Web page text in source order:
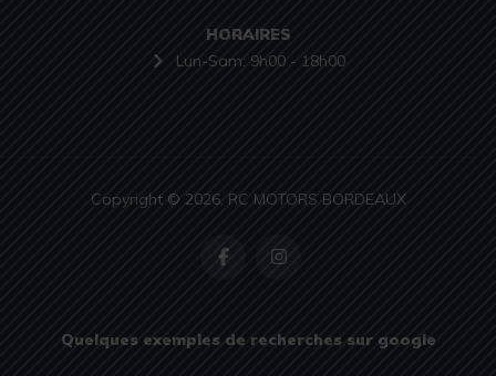
HORAIRES
Lun-Sam: 9h00 - 18h00
Copyright © 2026. RC MOTORS BORDEAUX
Quelques exemples de recherches sur google